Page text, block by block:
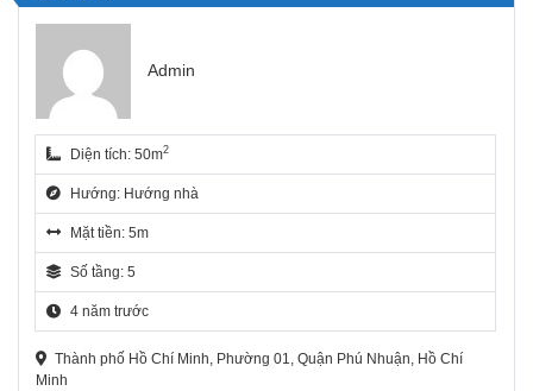
Admin
Diện tích: 50m2
Hướng: Hướng nhà
Mặt tiền: 5m
Số tầng: 5
4 năm trước
Thành phố Hồ Chí Minh, Phường 01, Quận Phú Nhuận, Hồ Chí
Minh